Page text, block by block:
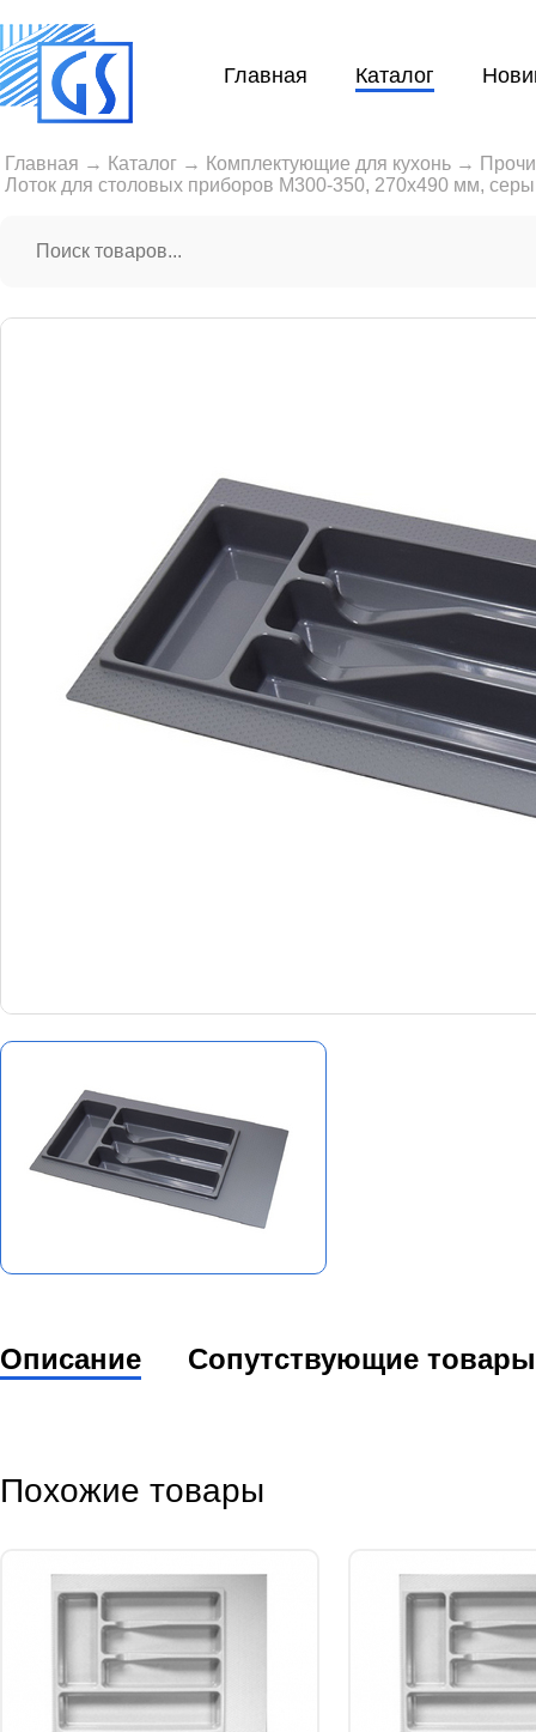
Главная Каталог
Главная → Каталог → Комплектующие для кухонь →
Лоток для столовых приборов М300-350, 270х490 мм,
Описание Сопутствующие товары
Похожие товары